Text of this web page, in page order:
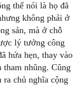
thể nói là họ đã
không phải ở
sản, mà ở chỗ
lý tưởng công
hứa hẹn, thay vào
tham nhũng. Cũng
chủ nghĩa cộng